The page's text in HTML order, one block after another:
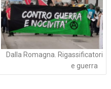
Dalla Romagna. Rigassificatori
e guerra